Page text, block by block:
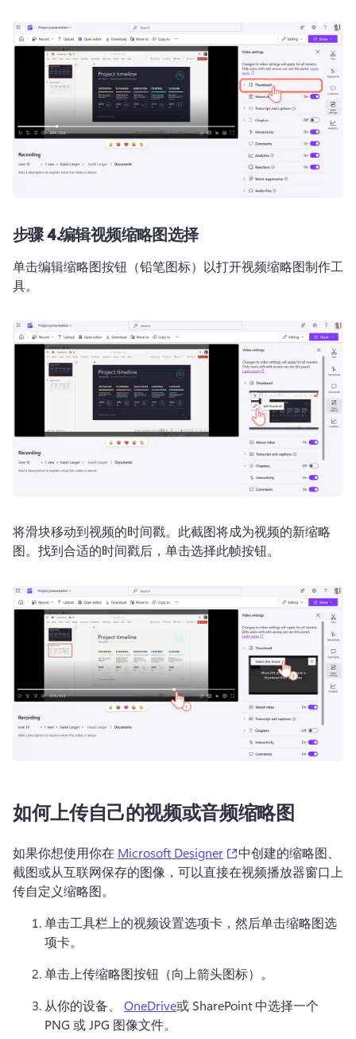
步骤 4.编辑视频缩略图选择
单击编辑缩略图按钮（铅笔图标）以打开视频缩略图制作工
具。
将滑块移动到视频的时间戳。 此截图将成为视频的新缩略
图。 找到合适的时间戳后，单击选择此帧按钮。
如何上传自己的视频或音频缩略图
如果你想使用你在 Microsoft Designer (opens in a new tab)
中创建的缩略图、
截图或从互联网保存的图像，可以直接在视频播放器窗口上
传自定义缩略图。
单击工具栏上的视频设置选项卡，然后单击缩略图选
项卡。
单击上传缩略图按钮（向上箭头图标）。
从你的设备、 OneDrive或 SharePoint 中选择一个
PNG 或 JPG 图像文件。